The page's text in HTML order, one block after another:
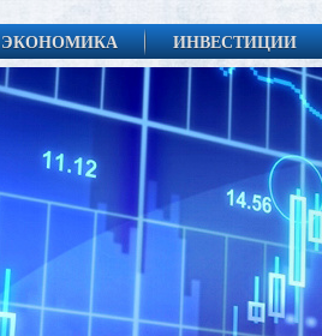
ЭКОНОМИКА ИНВЕСТИЦИИ